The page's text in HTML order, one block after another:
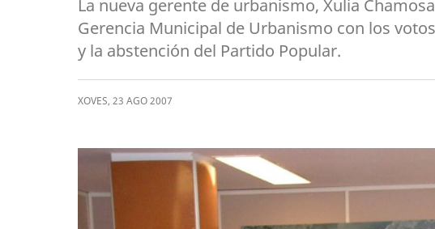
La nueva gerente de urbanismo, Xulia
Gerencia Municipal de Urbanismo con los
y la abstención del Partido Popular.
XOVES, 23 AGO2007